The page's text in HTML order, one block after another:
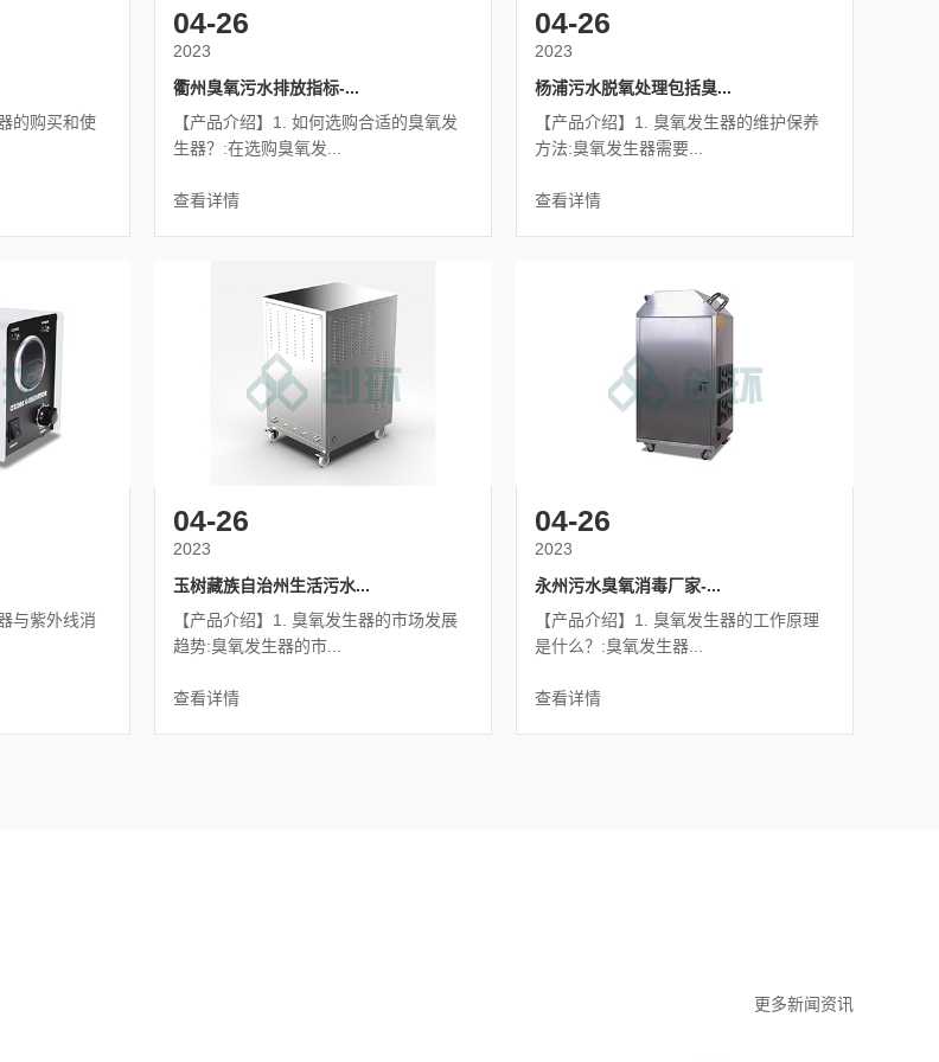
的购买和使
04-26
2023
衢州臭氧污水排放指标-...
【产品介绍】1. 如何选购合适的臭氧发
生器？:在选购臭氧发...
查看详情
04-26
2023
杨浦污水脱氧处理包括臭...
【产品介绍】1. 臭氧发生器的维护保养
方法:臭氧发生器需要...
查看详情
与紫外线消
04-26
2023
玉树藏族自治州生活污水...
【产品介绍】1. 臭氧发生器的市场发展
趋势:臭氧发生器的市...
查看详情
04-26
2023
永州污水臭氧消毒厂家-...
【产品介绍】1. 臭氧发生器的工作原理
是什么？:臭氧发生器...
查看详情
更多新闻资讯